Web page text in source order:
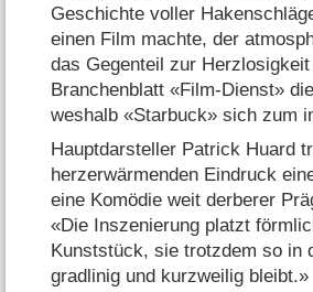
Geschichte voller
einen Film machte, der
das Gegenteil zur
Branchenblatt «Film-Dienst»
weshalb «Starbuck» sich zum
Hauptdarsteller Patrick Huard
herzerwärmenden Eindruck
eine Komödie weit derberer
«Die Inszenierung platzt
Kunststück, sie trotzdem so in
gradlinig und kurzweilig bleibt.»